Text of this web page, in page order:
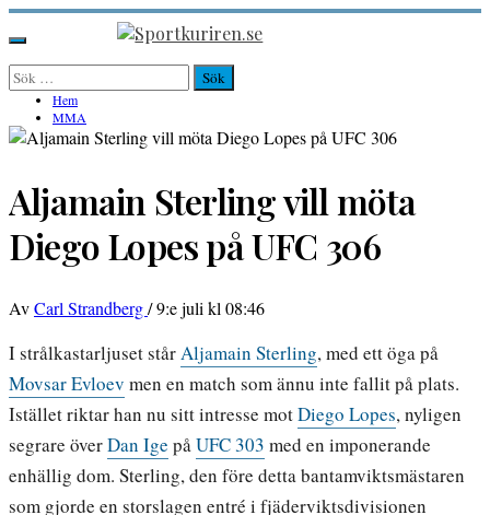
Hoppa
till
innehåll
Sportkuriren.se
Primär
meny
Sök
efter: Hem
MMA
Aljamain Sterling vill möta
Diego Lopes på UFC 306
AvCarl Strandberg/9:e juli kl 08:46
I strålkastarljuset stårAljamain Sterling, med ett öga på
Movsar Evloev men en match som ännu inte fallit på plats.
Istället riktar han nu sitt intresse motDiego Lopes, nyligen
segrare överDan Ige påUFC 303 med en imponerande
enhällig dom. Sterling, den före detta bantamviktsmästaren
som gjorde en storslagen entré i fjäderviktsdivisionen